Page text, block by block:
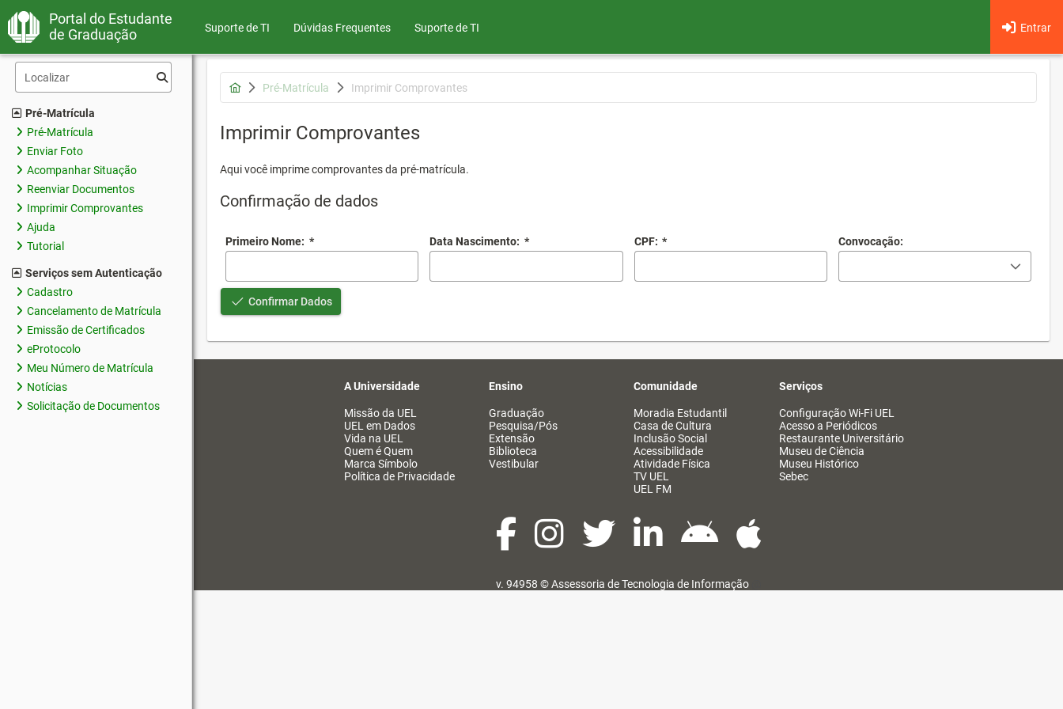
Portal do Estudante
de Graduação
Suporte de TI Dúvidas Frequentes Entrar
Suporte de TI
Pré-Matrícula
Pré-Matrícula
Enviar Foto
Acompanhar Situação
Reenviar Documentos
Imprimir Comprovantes
Ajuda
Tutorial
Serviços sem Autenticação
Cadastro
Cancelamento de Matrícula
Emissão de Certificados
eProtocolo
Meu Número de Matrícula
Notícias
Solicitação de Documentos
Pré-Matrícula Imprimir Comprovantes
Imprimir Comprovantes
Aqui você imprime comprovantes da pré-matrícula.
Confirmação de dados
Primeiro Nome: * Data Nascimento: * CPF: * Convocação:
Confirmar Dados
A Universidade
Missão da UEL
UEL em Dados
Vida na UEL
Quem é Quem
Marca Símbolo
Política de Privacidade
Ensino
Graduação
Pesquisa/Pós
Extensão
Biblioteca
Vestibular
Comunidade
Moradia Estudantil
Casa de Cultura
Inclusão Social
Acessibilidade
Atividade Física
TV UEL
UEL FM
Serviços
Configuração Wi-Fi UEL
Acesso a Periódicos
Restaurante Universitário
Museu de Ciência
Museu Histórico
Sebec
v. 94958 ©Assessoria de Tecnologia de Informação